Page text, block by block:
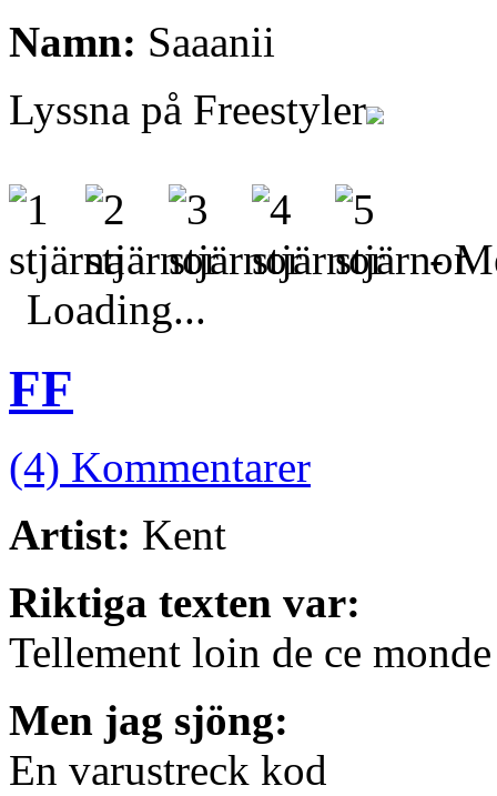
Namn: Saaanii
Lyssna på Freestyler
-
Loading...
FF
(4) Kommentarer
Artist: Kent
Riktiga texten var:
Tellement loin de ce monde
Men jag sjöng:
En varustreck kod